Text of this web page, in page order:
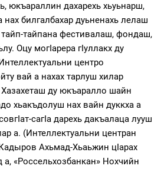
юкъараллин дахарехь хьуьнарш,
билгалбахар дуьненахь лелаш
тайпана фестивалаш, фондаш,
Оцу могIарера гIуллакх ду
центро
вай а нахах тарлуш хилар
Хазахеташ ду юкъаралло шайн
хьакъдолуш нах вайн дуккха а
сагIа дарехь дакъалаца лууш
а. (Интеллектуальни центран
Ахьмад-Хьаьжин цIарах
«Россельхозбанкан» Нохчийн